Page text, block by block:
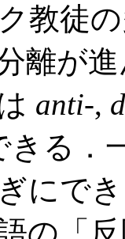
教徒
離が
anti-,
きる．
にで
の「